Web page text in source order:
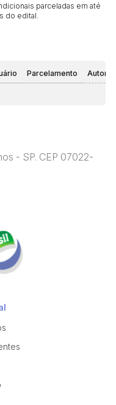
parceladas em até
do edital.
Parcelamento
- SP. CEP 07022-